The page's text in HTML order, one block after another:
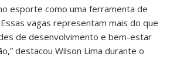
esporte como uma ferramenta de
vagas representam mais do que
de desenvolvimento e bem-estar
destacou Wilson Lima durante o